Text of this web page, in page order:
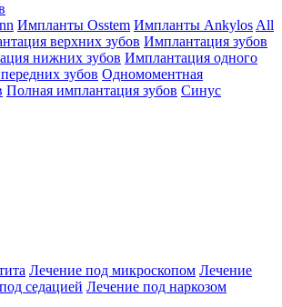
Импланты Osstem Импланты Ankylos All
верхних зубов Имплантация зубов
нижних зубов Имплантация одного
зубов Одномоментная
Полная имплантация зубов Синус
Лечение под микроскопом Лечение
седацией Лечение под наркозом